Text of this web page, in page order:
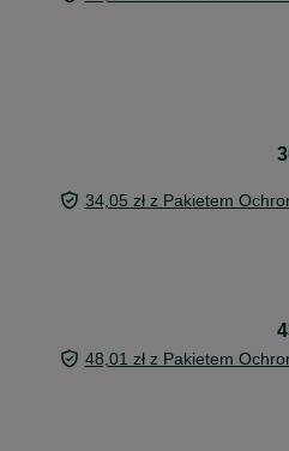
34,05 zł z Pakietem
48,01 zł z Pakietem